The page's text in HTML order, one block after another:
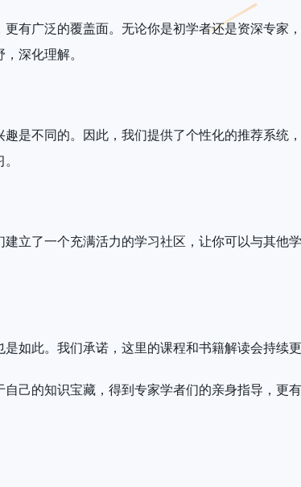
有广泛的覆盖面。无论你是初学者还是资深专
深化理解。
是不同的。因此，我们提供了个性化的推荐系统
立了一个充满活力的学习社区，让你可以与其他
如此。我们承诺，这里的课程和书籍解读会持续
己的知识宝藏，得到专家学者们的亲身指导，更